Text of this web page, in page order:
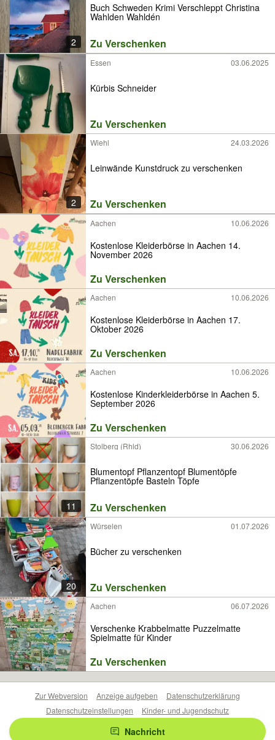
2
Buch Schweden Krimi Verschleppt Christina
Wahlden Wahldén
Zu Verschenken
Essen 03.06.2025
Kürbis Schneider
Zu Verschenken
2
Wiehl 24.03.2026
Leinwände Kunstdruck zu verschenken
Zu Verschenken
Aachen 10.06.2026
Kostenlose Kleiderbörse in Aachen 14.
November 2026
Zu Verschenken
Aachen 10.06.2026
Kostenlose Kleiderbörse in Aachen 17.
Oktober 2026
Zu Verschenken
Aachen 10.06.2026
Kostenlose Kinderkleiderbörse in Aachen 5.
September 2026
Zu Verschenken
11
Stolberg (Rhld) 30.06.2026
Blumentopf Pflanzentopf Blumentöpfe
Pflanzentöpfe Basteln Töpfe
Zu Verschenken
20
Würselen 01.07.2026
Bücher zu verschenken
Zu Verschenken
Aachen 06.07.2026
Verschenke Krabbelmatte Puzzelmatte
Spielmatte für Kinder
Zu Verschenken
Nachricht
Zur Webversion Anzeige aufgeben
Datenschutzerklärung
Datenschutzeinstellungen
Kinder- und Jugendschutz
Barrierefreiheitserklärung